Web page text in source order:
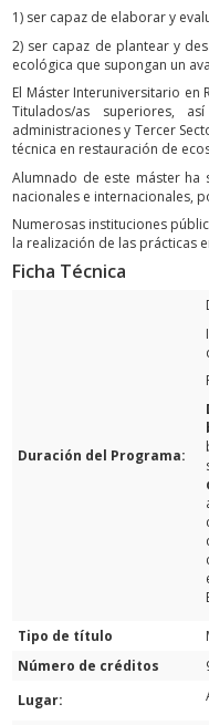
1) ser capaz de elaborar y
2) ser capaz de plantear y
ecológica que supongan un
El Máster Interuniversitario en
Titulados/as superiores,
administraciones y Tercer
técnica en restauración de
Alumnado de este máster ha
nacionales e internacionales,
Numerosas instituciones
la realización de las prácticas
Ficha Técnica
Duración del Programa:
Tipo de título
Número de créditos
Lugar: